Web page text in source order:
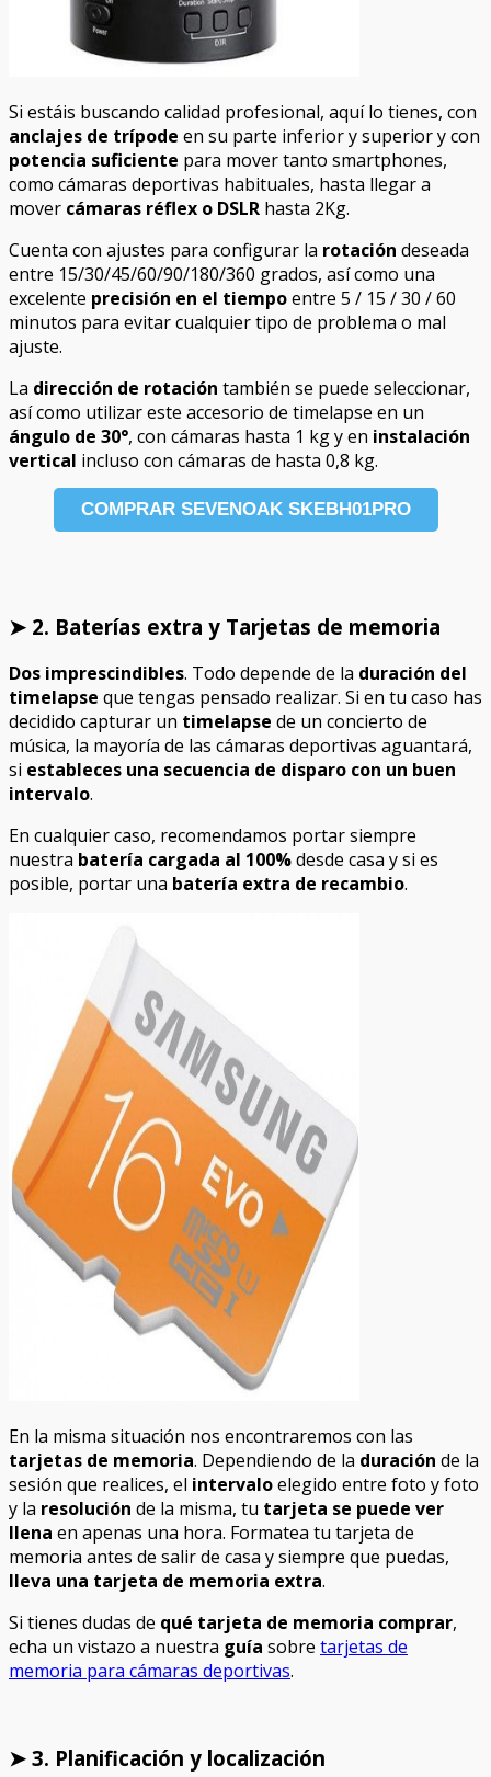
Si estáis buscando calidad profesional, aquí lo tienes, con
anclajes de trípode en su parte inferior y superior y con
potencia suficiente para mover tanto smartphones,
como cámaras deportivas habituales, hasta llegar a
mover cámaras réflex o DSLR hasta 2Kg.
Cuenta con ajustes para configurar la rotación deseada
entre 15/30/45/60/90/180/360 grados, así como una
excelente precisión en el tiempoentre 5 / 15 / 30 / 60
minutos para evitar cualquier tipo de problema o mal
ajuste.
La dirección de rotación también se puede seleccionar,
así como utilizar este accesorio de timelapse en un
ángulo de 30°, con cámaras hasta 1 kg y en instalación
vertical incluso con cámaras de hasta 0,8 kg.
COMPRAR SEVENOAK SKEBH01PRO
➤ 2. Baterías extra y Tarjetas de memoria
Dos imprescindibles. Todo depende de la duración del
timelapse que tengas pensado realizar. Si en tu caso has
decidido capturar un timelapse de un concierto de
música, la mayoría de las cámaras deportivas aguantará,
si estableces una secuencia de disparo con un buen
intervalo.
En cualquier caso, recomendamos portar siempre
nuestra batería cargada al 100%desde casa y si es
posible, portar una batería extra de recambio.
En la misma situación nos encontraremos con las
tarjetas de memoria. Dependiendo de la duración de la
sesión que realices, el intervaloelegido entre foto y foto
y la resolución de la misma, tu tarjeta se puede ver
llena en apenas una hora. Formatea tu tarjeta de
memoria antes de salir de casa y siempre que puedas,
lleva una tarjeta de memoria extra.
Si tienes dudas de qué tarjeta de memoria comprar,
echa un vistazo a nuestra guía sobre tarjetas de
memoria para cámaras deportivas.
➤ 3. Planificación y localización